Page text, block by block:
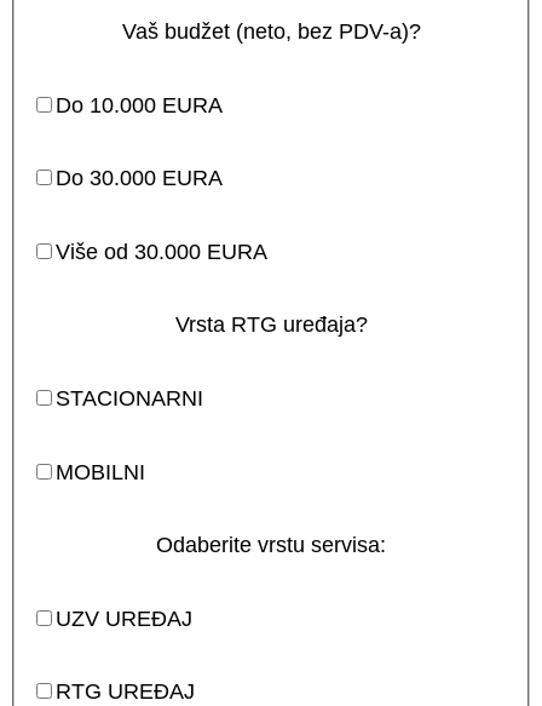
Vaš budžet (neto, bez PDV-a)?
Do 10.000 EURA
Do 30.000 EURA
Više od 30.000 EURA
Vrsta RTG uređaja?
STACIONARNI
MOBILNI
Odaberite vrstu servisa:
UZV UREĐAJ
RTG UREĐAJ